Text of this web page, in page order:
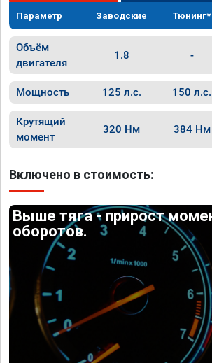
Параметр Заводские Тюнинг*
Объём
двигателя
1.8 -
Мощность 125 л.с. 150 л.с.
Крутящий
момент
320 Нм 384 Нм
Включено в стоимость:
Выше тяга - прирост
оборотов.